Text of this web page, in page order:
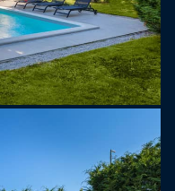
Ena od spalnic ima
bazenu.
skupine so